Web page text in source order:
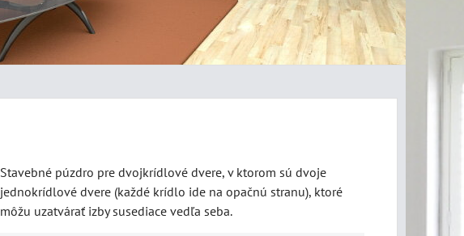
Stavebné púzdro pre dvojkrídlové dvere, v ktorom sú dvoje
jednokrídlové dvere (každé krídlo ide na opačnú stranu), ktoré
môžu uzatvárať izby susediace vedľa seba.